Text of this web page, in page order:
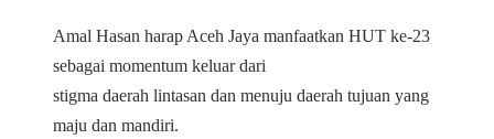
Amal Hasan harap Aceh Jaya manfaatkan HUT ke-23
sebagai momentum keluar dari
stigma daerah lintasan dan menuju daerah tujuan yang
maju dan mandiri.